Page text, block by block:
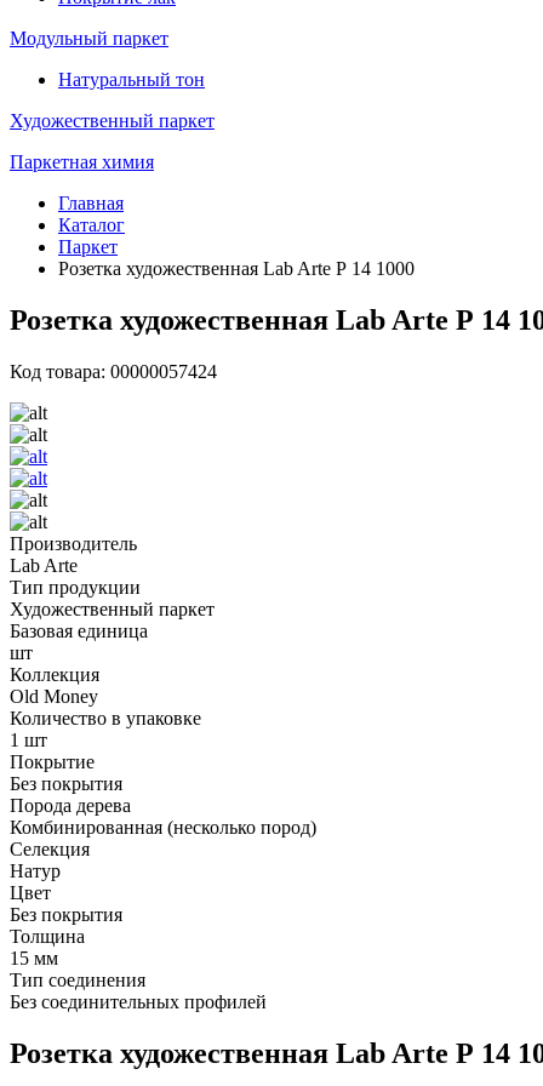
Модульный паркет
Натуральный тон
Художественный паркет
Паркетная химия
Главная
Каталог
Паркет
Розетка художественная Lab Arte Р 14 1000
Розетка художественная Lab Arte Р 14
Код товара: 00000057424
Производитель
Lab Arte
Тип продукции
Художественный паркет
Базовая единица
шт
Коллекция
Old Money
Количество в упаковке
1 шт
Покрытие
Без покрытия
Порода дерева
Комбинированная (несколько пород)
Селекция
Натур
Цвет
Без покрытия
Толщина
15 мм
Тип соединения
Без соединительных профилей
Розетка художественная Lab Arte Р 14